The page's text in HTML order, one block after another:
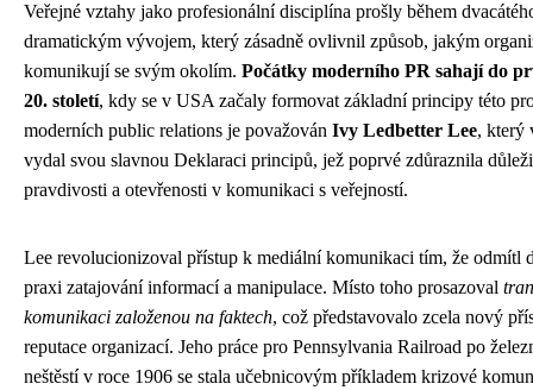
Veřejné vztahy jako profesionální disciplína prošly během
dramatickým vývojem, který zásadně ovlivnil způsob, jakým
komunikují se svým okolím. Počátky moderního PR sahají do
20. století, kdy se v USA začaly formovat základní principy této
moderních public relations je považován Ivy Ledbetter Lee, který
vydal svou slavnou Deklaraci principů, jež poprvé zdůraznila
pravdivosti a otevřenosti v komunikaci s veřejností.
Lee revolucionizoval přístup k mediální komunikaci tím, že odmítl
praxi zatajování informací a manipulace. Místo toho prosazoval
komunikaci založenou na faktech, což představovalo zcela nový
reputace organizací. Jeho práce pro Pennsylvania Railroad po
neštěstí v roce 1906 se stala učebnicovým příkladem krizové